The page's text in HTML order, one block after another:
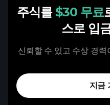
주식를 $30 무료
스로 입
신뢰할 수 있고 수상 경
지금